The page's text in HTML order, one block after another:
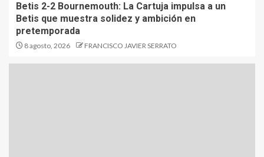
Betis 2-2 Bournemouth: La Cartuja impulsa a un
Betis que muestra solidez y ambición en
pretemporada
8 agosto, 2026 FRANCISCO JAVIER SERRATO